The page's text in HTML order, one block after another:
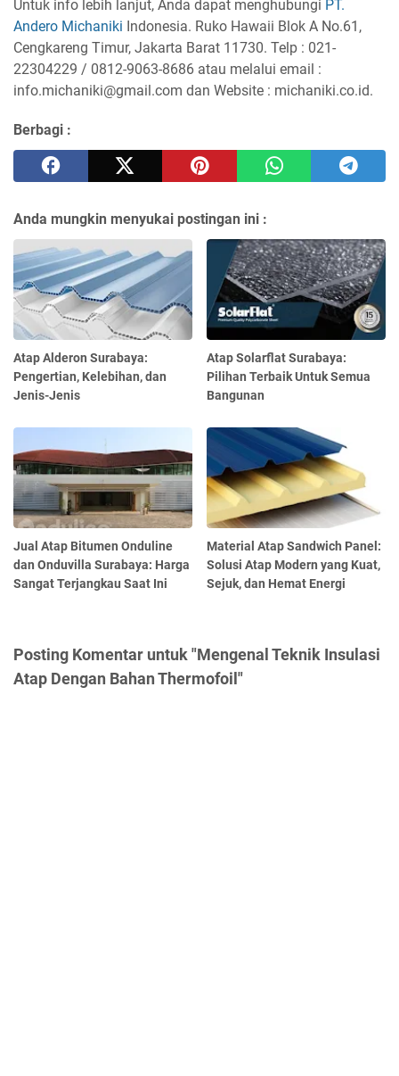
Untuk info lebih lanjut, Anda dapat menghubungi PT.
Andero Michaniki Indonesia. Ruko Hawaii Blok A No.61,
Cengkareng Timur, Jakarta Barat 11730. Telp : 021-
22304229 / 0812-9063-8686 atau melalui email :
info.michaniki@gmail.com dan Website : michaniki.co.id.
Berbagi :
Anda mungkin menyukai postingan ini :
Atap Alderon Surabaya:
Pengertian, Kelebihan, dan
Jenis-Jenis
Atap Solarflat Surabaya:
Pilihan Terbaik Untuk Semua
Bangunan
Jual Atap Bitumen Onduline
dan Onduvilla Surabaya: Harga
Sangat Terjangkau Saat Ini
Material Atap Sandwich Panel:
Solusi Atap Modern yang Kuat,
Sejuk, dan Hemat Energi
Posting Komentar untuk "Mengenal Teknik Insulasi
Atap Dengan Bahan Thermofoil"